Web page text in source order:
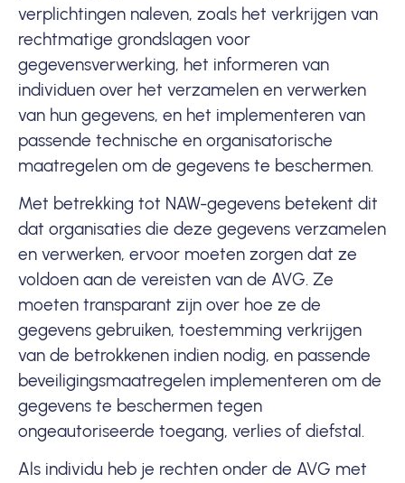
verplichtingen naleven, zoals het verkrijgen van
rechtmatige grondslagen voor
gegevensverwerking, het informeren van
individuen over het verzamelen en verwerken
van hun gegevens, en het implementeren van
passende technische en organisatorische
maatregelen om de gegevens te beschermen.
Met betrekking tot NAW-gegevens betekent dit
dat organisaties die deze gegevens verzamelen
en verwerken, ervoor moeten zorgen dat ze
voldoen aan de vereisten van de AVG. Ze
moeten transparant zijn over hoe ze de
gegevens gebruiken, toestemming verkrijgen
van de betrokkenen indien nodig, en passende
beveiligingsmaatregelen implementeren om de
gegevens te beschermen tegen
ongeautoriseerde toegang, verlies of diefstal.
Als individu heb je rechten onder de AVG met